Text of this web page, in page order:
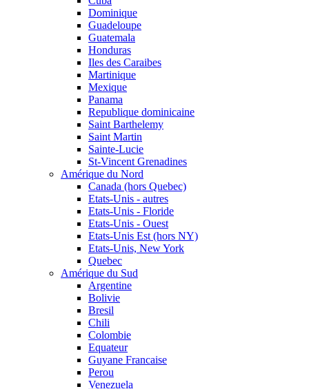
Dominique
Guadeloupe
Guatemala
Honduras
Iles des Caraibes
Martinique
Mexique
Panama
Republique dominicaine
Saint Barthelemy
Saint Martin
Sainte-Lucie
St-Vincent Grenadines
Amérique du Nord
Canada (hors Quebec)
Etats-Unis - autres
Etats-Unis - Floride
Etats-Unis - Ouest
Etats-Unis Est (hors NY)
Etats-Unis, New York
Quebec
Amérique du Sud
Argentine
Bolivie
Bresil
Chili
Colombie
Equateur
Guyane Francaise
Perou
Venezuela